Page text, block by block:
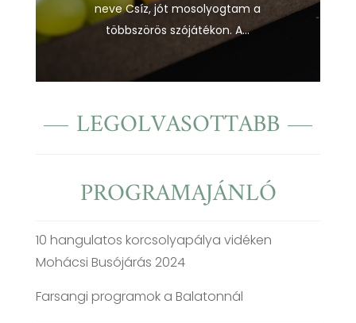
neve Csíz, jót mosolyogtam a
többszörös szójátékon. A...
LEGOLVASOTTABB
PROGRAMAJÁNLÓ
10 hangulatos korcsolyapálya vidéken
Mohácsi Busójárás 2024
Farsangi programok a Balatonnál